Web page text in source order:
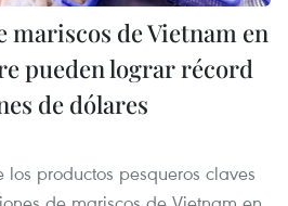
mariscos de Vietnam en
pueden lograr récord
de dólares
los productos pesqueros claves